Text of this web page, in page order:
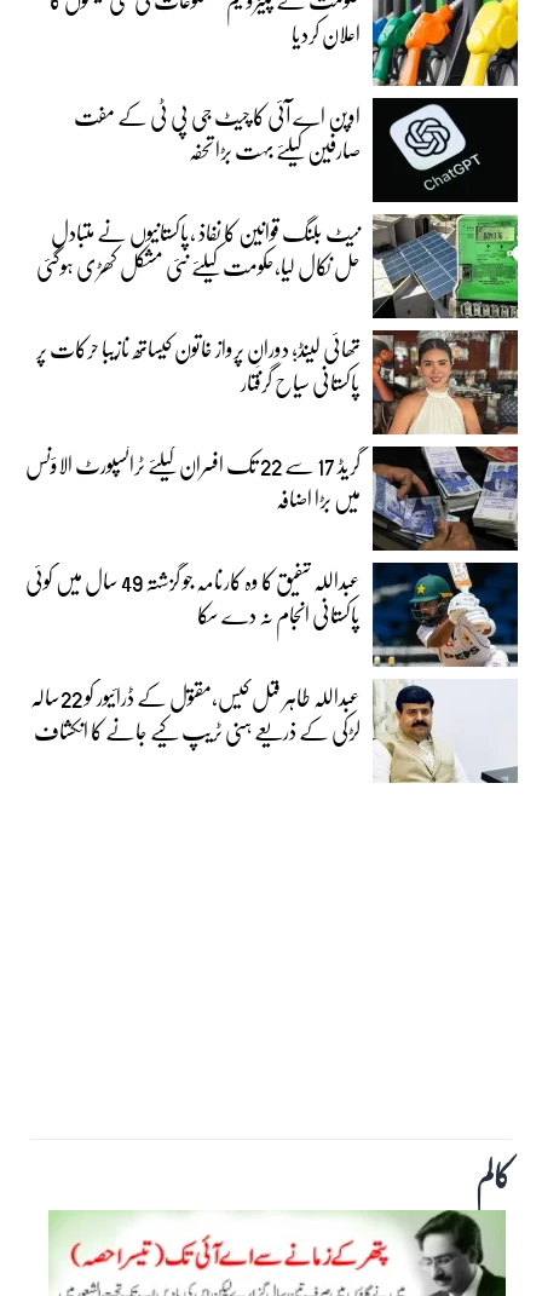
اعلان کردیا
اوپن اے آئی کا چیٹ جی پی ٹی کے مفت
صارفین کیلئے بہت بڑا تحفہ
نیٹ بلنگ قوانین کا نفاذ ،پاکستانیوں نے متبادل
حل نکال لیا،حکومت کیلئے نئی مشکل کھڑی ہوگئی
تھائی لینڈ؛ دورانِ پرواز خاتون کیساتھ نازیبا حرکات پر
پاکستانی سیاح گرفتار
گریڈ 17 سے 22 تک افسران کیلئے ٹرانسپورٹ الاؤنس
میں بڑا اضافہ
عبداللہ شفیق کا وہ کارنامہ جو گزشتہ 49 سال میں کوئی
پاکستانی انجام نہ دے سکا
عبداللہ طاہر قتل کیس،مقتول کے ڈرائیور کو 22سالہ
لڑکی کے ذریعے ہنی ٹریپ کیے جانے کا انکشاف
کالم